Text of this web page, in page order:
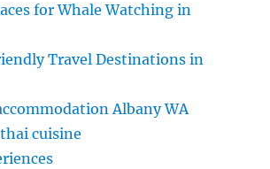
for Whale Watching in
Travel Destinations in
Albany WA
cuisine